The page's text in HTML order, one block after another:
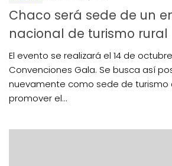
Chaco será sede de un
nacional de turismo rural
El evento se realizará el 14 de
Convenciones Gala. Se busca así
nuevamente como sede de turismo
promover el...